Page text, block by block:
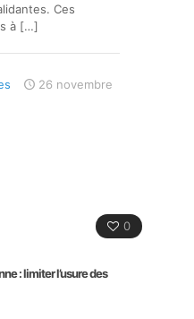
Ces
à […]
26 novembre
0
: limiter l’usure des